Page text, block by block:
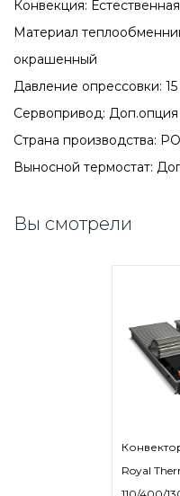
Конвекция: Естественная
Материал
окрашенный
Давление опрессовки: 15
Сервопривод: Доп.опция
Страна производства:
Выносной термостат:
Вы смотрели
Royal